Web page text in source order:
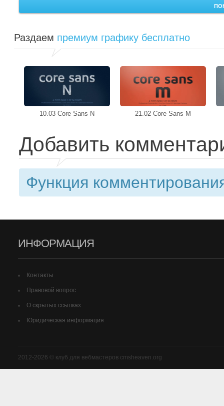
Раздаем премиум графику бесплатно
10.03 Core Sans N 21.02 Core Sans M
Добавить
Функция
ИНФОРМАЦИЯ
Контакты
Правовой вопрос
О скрытых ссылках
Юридическая информация
2012-2026 © клуб для вебмастеров cmsheaven.org